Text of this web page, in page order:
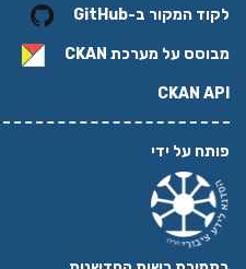
לקוד המקור ב-GitHub
מבוסס על מערכת CKAN
CKAN API
פותח על ידי